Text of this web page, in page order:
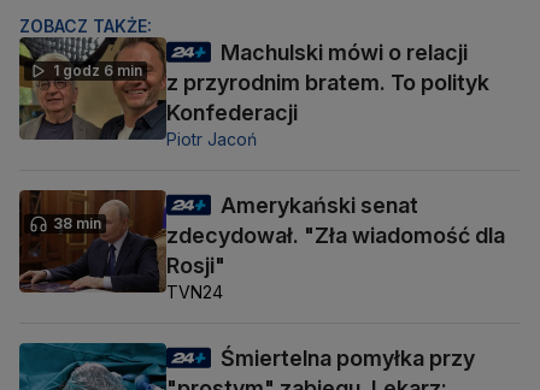
ZOBACZ TAKŻE:
1 godz 6 min
Machulski mówi o relacji
z przyrodnim bratem. To polityk
Konfederacji
Piotr Jacoń
38 min
Amerykański senat
zdecydował. "Zła wiadomość dla
Rosji"
TVN24
Śmiertelna pomyłka przy